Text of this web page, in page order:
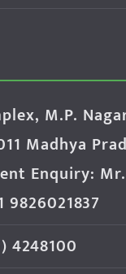
M.P.
Madhya
Enquiry:
4248100